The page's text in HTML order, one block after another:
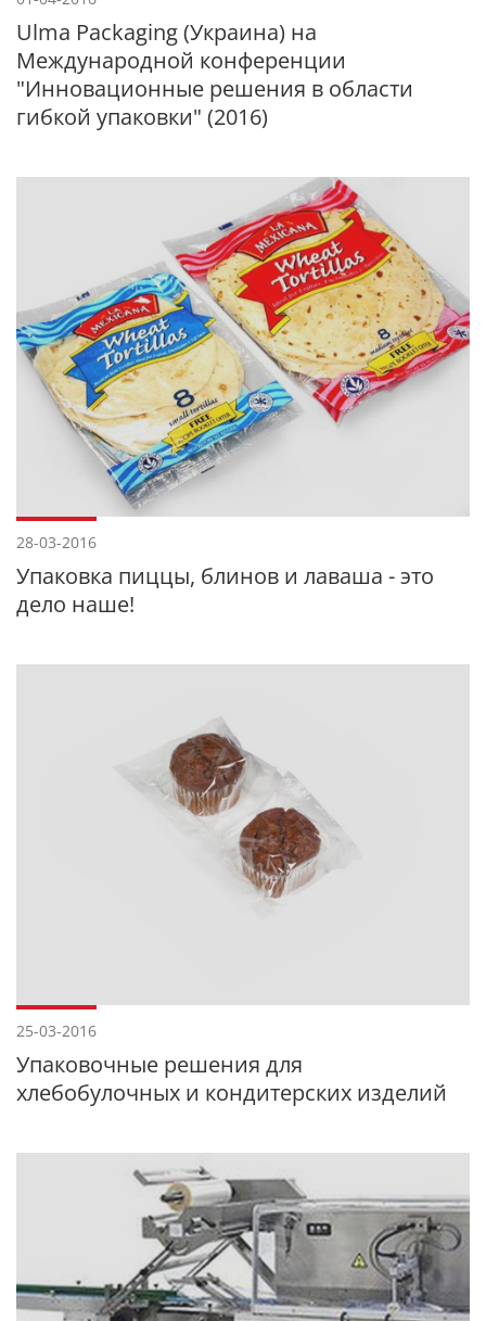
Ulma Packaging (Украина) на
Международной конференции
"Инновационные решения в области
гибкой упаковки" (2016)
28-03-2016
Упаковка пиццы, блинов и лаваша - это
дело наше!
25-03-2016
Упаковочные решения для
хлебобулочных и кондитерских изделий